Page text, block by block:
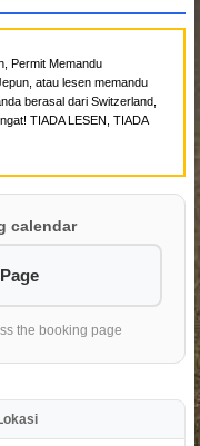
Permit Memandu
atau lesen memandu
berasal dari Switzerland,
TIADA LESEN, TIADA
calendar
the booking page